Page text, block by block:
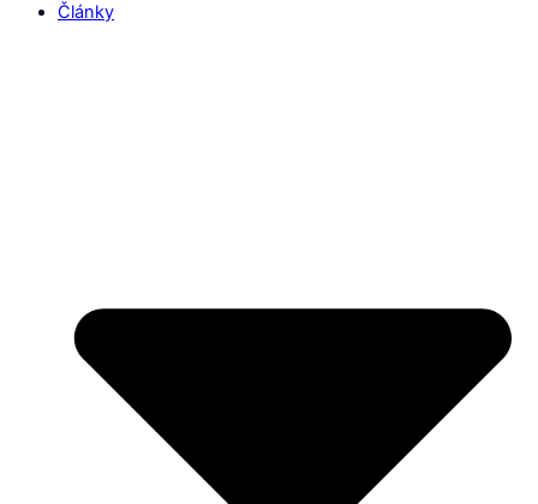
Články